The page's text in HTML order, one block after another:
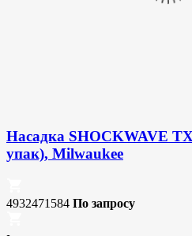
Насадка SHOCKWAVE
упак), Milwaukee
4932471584 По запросу